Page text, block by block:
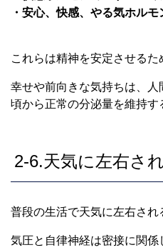
・安心、快感、やる気ホルモ
これらは精神を安定させるた
幸せや前向きな気持ちは、人
頃から正常の分泌量を維持す
2-6.天気に左右さ
普段の生活で天気に左右され
気圧と自律神経は密接に関係